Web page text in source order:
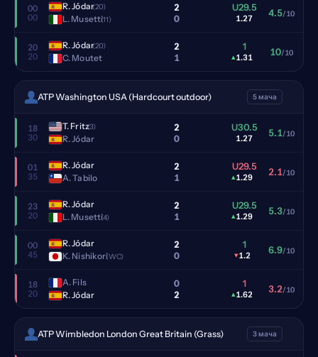
00
00
R. Jódar(20)
L. Musetti(11)
2
0
U29.5
1.27 4.5/10
20
20
R. Jódar(20)
C. Moutet
2
1
1
▴1.31 10/10
ATP Washington USA (Hardcourt outdoor) 5 мача
18
30
T. Fritz(3)
R. Jódar
2
0
U30.5
1.27 5.1/10
01
35
R. Jódar
A. Tabilo
2
1
U29.5
▴1.29 2.1/10
23
20
R. Jódar
L. Musetti(4)
2
1
U29.5
▴1.29 5.3/10
00
45
R. Jódar
K. Nishikori(WC)
2
0
1
▾1.2 6.9/10
18
20
A. Fils
R. Jódar
0
2
1
▴1.62 3.2/10
ATP Wimbledon London Great Britain (Grass) 3 мача